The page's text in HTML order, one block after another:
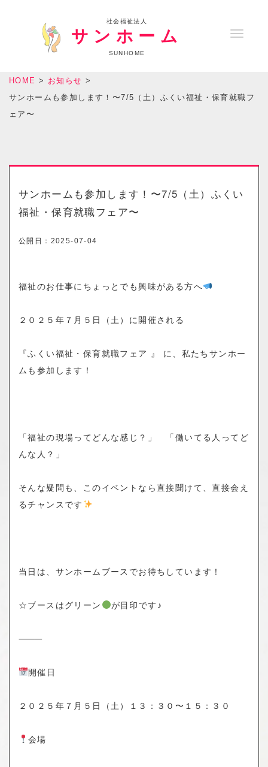
T
社会福祉法人
サンホーム
SUNHOME
HOME > お知らせ >
サンホームも参加します！〜7/5（土）ふくい福祉・保育就職フ
ェア〜
サンホームも参加します！〜7/5（土）ふくい
福祉・保育就職フェア〜
公開日： 2025-07-04
福祉のお仕事にちょっとでも興味がある方へ
２０２５年７月５日（土）に開催される
『ふくい福祉・保育就職フェア 』 に、私たちサンホー
ム も参加します！
「福祉の現場ってどんな感じ？」 「働いてる人ってど
んな人？」
そんな疑問も、このイベントなら直接聞けて、直接会え
るチャンスです
当日は、 サンホームブースでお待ちしています！
☆ブースはグリーン が目印です♪
⸻
開催日
２０２５年７月５日（土）１３：３０〜１５：３０
会場